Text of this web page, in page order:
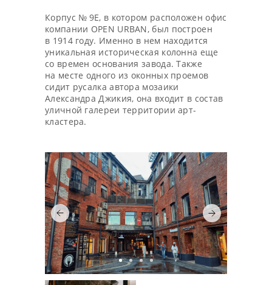
Корпус № 9Е, в котором расположен офис
компании OPEN URBAN, был построен
в 1914 году. Именно в нем находится
уникальная историческая колонна еще
со времен основания завода. Также
на месте одного из оконных проемов
сидит русалка автора мозаики
Александра Джикия, она входит в состав
уличной галереи территории арт-
кластера.